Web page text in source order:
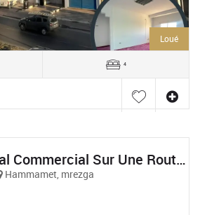
Loué
4
A Louer Un Local Commercial Sur Une Route Principale À Mrezge, Hammamet
Hammamet, mrezga